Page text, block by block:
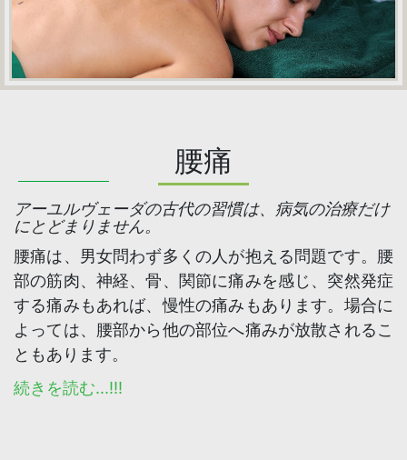
腰痛
アーユルヴェーダの古代の習慣は、病気の治療だけ
にとどまりません。
腰痛は、男女問わず多くの人が抱える問題です。腰
部の筋肉、神経、骨、関節に痛みを感じ、突然発症
する痛みもあれば、慢性の痛みもあります。場合に
よっては、腰部から他の部位へ痛みが放散されるこ
ともあります。
続きを読む...!!!